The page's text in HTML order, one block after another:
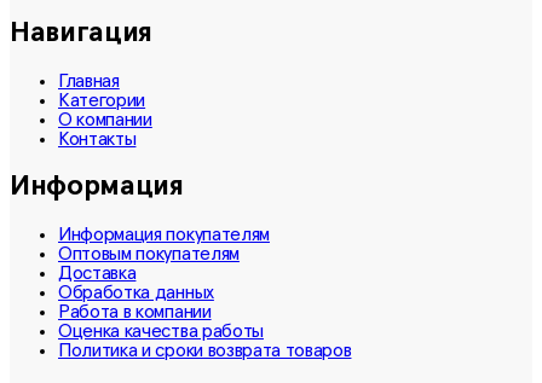
Навигация
Главная
Категории
О компании
Контакты
Информация
Информация покупателям
Оптовым покупателям
Доставка
Обработка данных
Работа в компании
Оценка качества работы
Политика и сроки возврата товаров